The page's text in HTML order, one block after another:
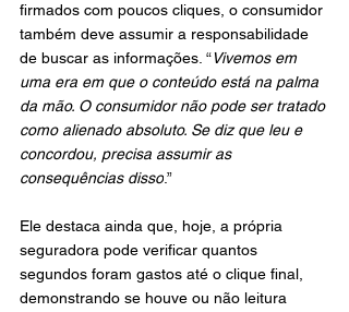
firmados com poucos cliques, o consumidor
também deve assumir a responsabilidade
de buscar as informações. “Vivemos em
uma era em que o conteúdo está na palma
da mão. O consumidor não pode ser tratado
como alienado absoluto. Se diz que leu e
concordou, precisa assumir as
consequências disso.”
Ele destaca ainda que, hoje, a própria
seguradora pode verificar quantos
segundos foram gastos até o clique final,
demonstrando se houve ou não leitura